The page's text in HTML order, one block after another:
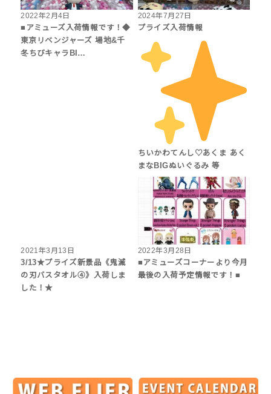
2022年2月4日
■アミューズ入荷情報です！◆
東京リベンジャーズ 場地&千
冬ちびキャラBI…
2024年7月27日
プライズ入荷情報
ちいかわてんし♡あくま あく
まなBIGぬいぐるみ 等
2021年3月13日
3/13★プライズ新景品《鬼滅
の刃バスタオル④》入荷しま
した！★
2022年3月28日
■アミューズコーナーより今月
最後の入荷予定情報です！■